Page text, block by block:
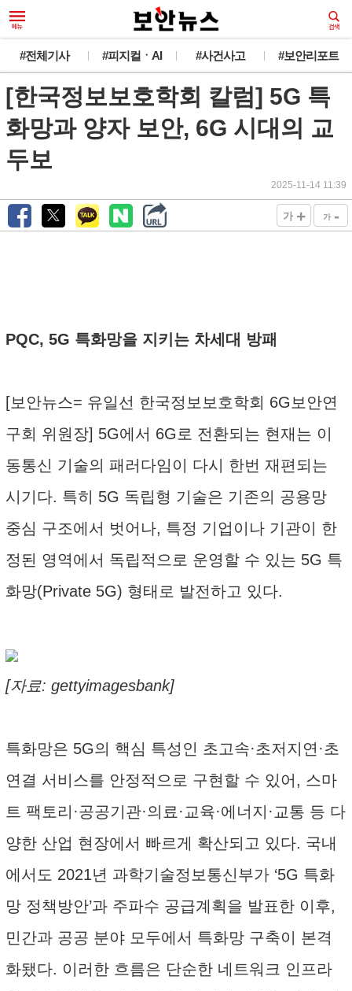
#전체기사 #피지컬ㆍAI #사건사고 #보안리포트
[한국정보보호학회 칼럼] 5G 특
화망과 양자 보안, 6G 시대의 교
두보
2025-11-14 11:39
가 + 가 -
PQC, 5G 특화망을 지키는 차세대 방패
[보안뉴스= 유일선 한국정보보호학회 6G보안연
구회 위원장] 5G에서 6G로 전환되는 현재는 이
동통신 기술의 패러다임이 다시 한번 재편되는
시기다. 특히 5G 독립형 기술은 기존의 공용망
중심 구조에서 벗어나, 특정 기업이나 기관이 한
정된 영역에서 독립적으로 운영할 수 있는 5G 특
화망(Private 5G) 형태로 발전하고 있다.
[자료: gettyimagesbank]
특화망은 5G의 핵심 특성인 초고속·초저지연·초
연결 서비스를 안정적으로 구현할 수 있어, 스마
트 팩토리·공공기관·의료·교육·에너지·교통 등 다
양한 산업 현장에서 빠르게 확산되고 있다. 국내
에서도 2021년 과학기술정보통신부가 ‘5G 특화
망 정책방안’과 주파수 공급계획을 발표한 이후,
민간과 공공 분야 모두에서 특화망 구축이 본격
화됐다. 이러한 흐름은 단순한 네트워크 인프라